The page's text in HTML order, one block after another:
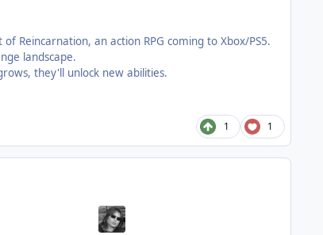
Reincarnation, an action RPG coming to Xbox/PS5.
landscape.
they'll unlock new abilities.
1 1